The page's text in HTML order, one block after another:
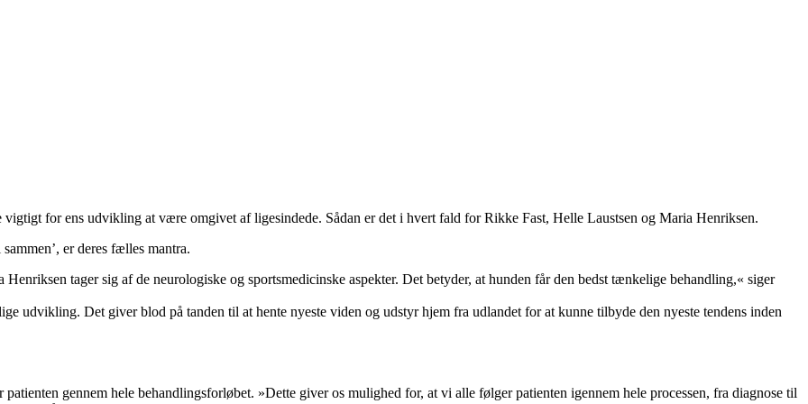
vigtigt for ens udvikling at være omgivet af ligesindede. Sådan er det i hvert fald for Rikke Fast, Helle Laustsen og Maria Henriksen.
er deres fælles mantra.
tager sig af de neurologiske og sportsmedicinske aspekter. Det betyder, at hunden får den bedst tænkelige behandling,« siger
udvikling. Det giver blod på tanden til at hente nyeste viden og udstyr hjem fra udlandet for at kunne tilbyde den nyeste tendens inden
gennem hele behandlingsforløbet. »Dette giver os mulighed for, at vi alle følger patienten igennem hele processen, fra diagnose til